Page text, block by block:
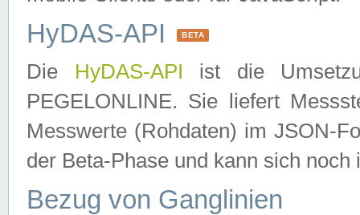
HyDAS-API BETA
Die HyDAS-API ist die
PEGELONLINE. Sie liefert
Messwerte (Rohdaten) im JSON-
der Beta-Phase und kann sich noch
Bezug von Ganglinien